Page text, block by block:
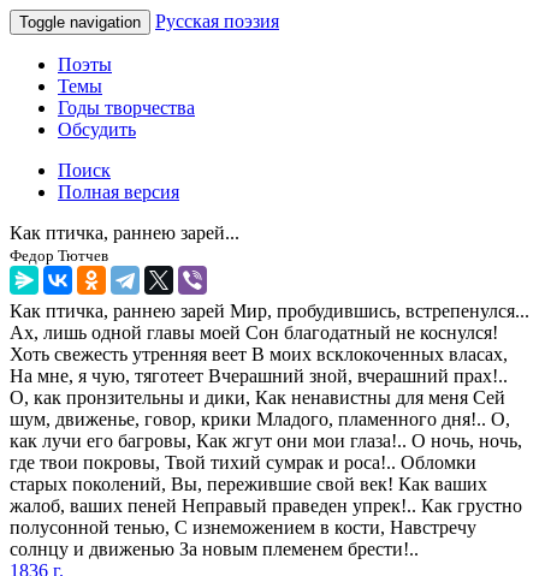
Toggle navigation Русская поэзия
Поэты
Темы
Годы творчества
Обсудить
Поиск
Полная версия
Как птичка, раннею зарей...
Федор Тютчев
Как птичка, раннею зарей Мир, пробудившись, встрепенулся...
Ах, лишь одной главы моей Сон благодатный не коснулся!
Хоть свежесть утренняя веет В моих всклокоченных власах,
На мне, я чую, тяготеет Вчерашний зной, вчерашний прах!..
О, как пронзительны и дики, Как ненавистны для меня Сей
шум, движенье, говор, крики Младого, пламенного дня!.. О,
как лучи его багровы, Как жгут они мои глаза!.. О ночь, ночь,
где твои покровы, Твой тихий сумрак и роса!.. Обломки
старых поколений, Вы, пережившие свой век! Как ваших
жалоб, ваших пеней Неправый праведен упрек!.. Как грустно
полусонной тенью, С изнеможением в кости, Навстречу
солнцу и движенью За новым племенем брести!..
1836 г.